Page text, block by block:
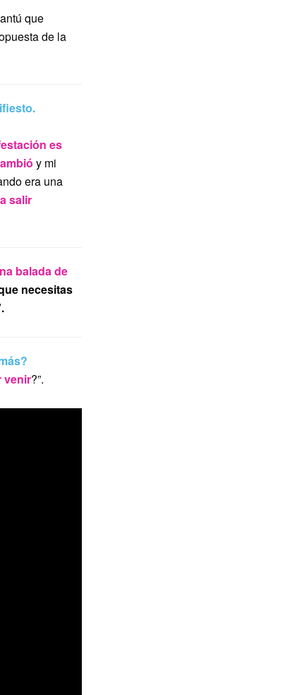
que
de la
es
y mi
era una
salir
balada de
necesitas
venir?”.